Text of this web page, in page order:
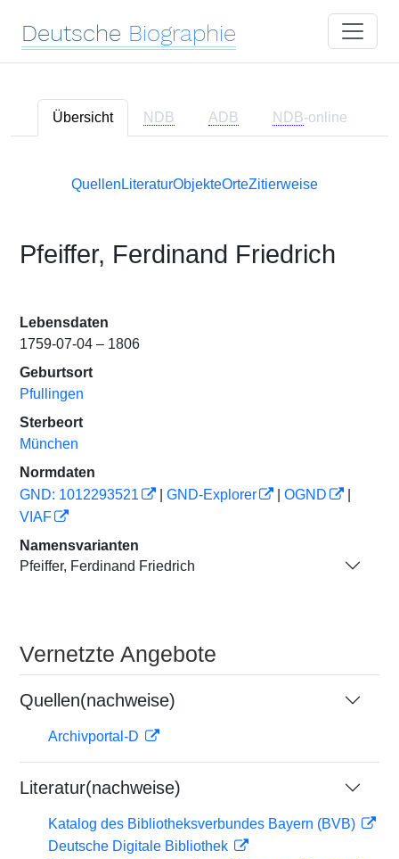
Deutsche Biographie
Übersicht NDB ADB NDB-online
Quellen LiteraturObjekteOrteZitierweise
Pfeiffer, Ferdinand Friedrich
Lebensdaten
1759-07-04 – 1806
Geburtsort
Pfullingen
Sterbeort
München
Normdaten
GND: 1012293521
GND-Explorer OGND
VIAF
Namensvarianten
Pfeiffer, Ferdinand Friedrich
Vernetzte Angebote
Quellen(nachweise)
Archivportal-D
Literatur(nachweise)
Katalog des Bibliotheksverbundes Bayern (BVB)
Deutsche Digitale Bibliothek